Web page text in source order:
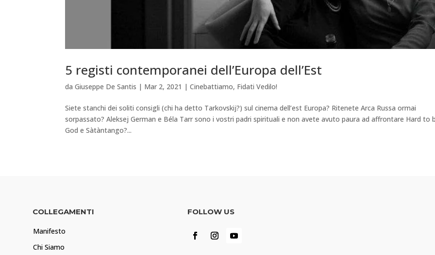
5 registi contemporanei dell’Europa dell’Est
daGiuseppe De Santis | Mar 2, 2021 |Cinebattiamo, Fidati Vedilo!
Siete stanchi dei soliti consigli (chi ha detto Tarkovskij?) sul cinema dell’est Europa? Ritenete Arca Russa ormai
sorpassato? Aleksej German e Béla Tarr sono i vostri padri spirituali e non avete avuto paura ad affrontare Hard to
God e Sàtàntango?...
COLLEGAMENTI
Manifesto
Chi Siamo
FOLLOW US